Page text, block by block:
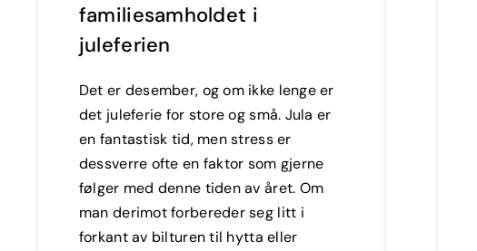
familiesamholdet i
juleferien
Det er desember, og om ikke lenge er
det juleferie for store og små. Jula er
en fantastisk tid, men stress er
dessverre ofte en faktor som gjerne
følger med denne tiden av året. Om
man derimot forbereder seg litt i
forkant av bilturen til hytta eller